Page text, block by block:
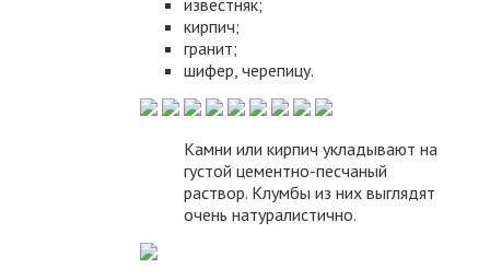
кирпич;
гранит;
шифер, черепицу.
Камни или кирпич укладывают на
густой цементно-песчаный
раствор. Клумбы из них выглядят
очень натуралистично.